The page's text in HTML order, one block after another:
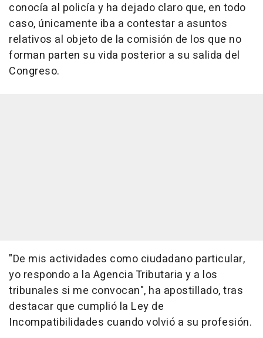
conocía al policía y ha dejado claro que, en todo
caso, únicamente iba a contestar a asuntos
relativos al objeto de la comisión de los que no
forman parten su vida posterior a su salida del
Congreso.
"De mis actividades como ciudadano particular,
yo respondo a la Agencia Tributaria y a los
tribunales si me convocan", ha apostillado, tras
destacar que cumplió la Ley de
Incompatibilidades cuando volvió a su profesión.